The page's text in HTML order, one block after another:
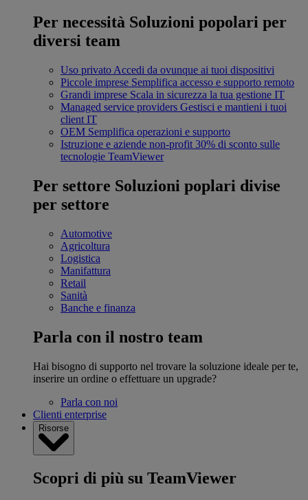
Per necessità Soluzioni popolari per
diversi team
Uso privato Accedi da ovunque ai tuoi dispositivi
Piccole imprese Semplifica accesso e supporto remoto
Grandi imprese Scala in sicurezza la tua gestione IT
Managed service providers Gestisci e mantieni i tuoi
client IT
OEM Semplifica operazioni e supporto
Istruzione e aziende non-profit 30% di sconto sulle
tecnologie TeamViewer
Per settore Soluzioni poplari divise
per settore
Automotive
Agricoltura
Logistica
Manifattura
Retail
Sanità
Banche e finanza
Parla con il nostro team
Hai bisogno di supporto nel trovare la soluzione ideale per te,
inserire un ordine o effettuare un upgrade?
Parla con noi
Clienti enterprise
Risorse
Scopri di più su TeamViewer